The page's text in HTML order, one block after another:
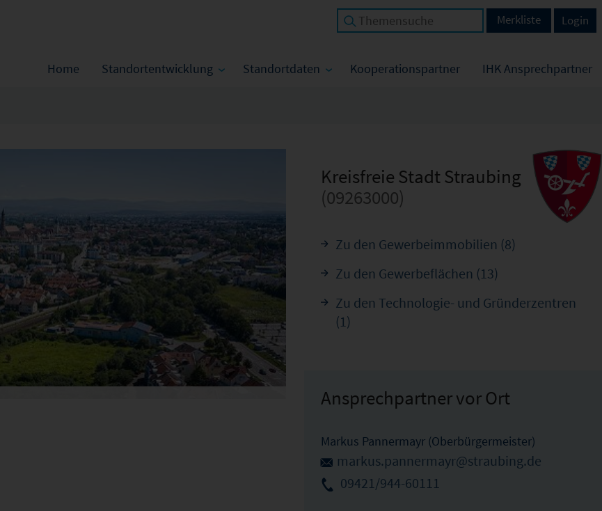
Home Standortentwicklung Standortdaten Kooperationspartner IHK Ansprechpartner
Login
Merkliste
Kreisfreie Stadt Straubing
(09263000)
Zu den Gewerbeimmobilien (8)
Zu den Gewerbeflächen (13)
Zu den Technologie- und Gründerzentren
(1)
Ansprechpartner vor Ort
Markus Pannermayr (Oberbürgermeister)
markus.pannermayr@straubing.de
09421/944-60111